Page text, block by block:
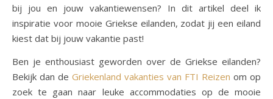
bij jou en jouw vakantiewensen? In dit artikel deel ik
inspiratie voor mooie Griekse eilanden, zodat jij een eiland
kiest dat bij jouw vakantie past!
Ben je enthousiast geworden over de Griekse eilanden?
Bekijk dan de Griekenland vakanties van FTI Reizen om op
zoek te gaan naar leuke accommodaties op de mooie